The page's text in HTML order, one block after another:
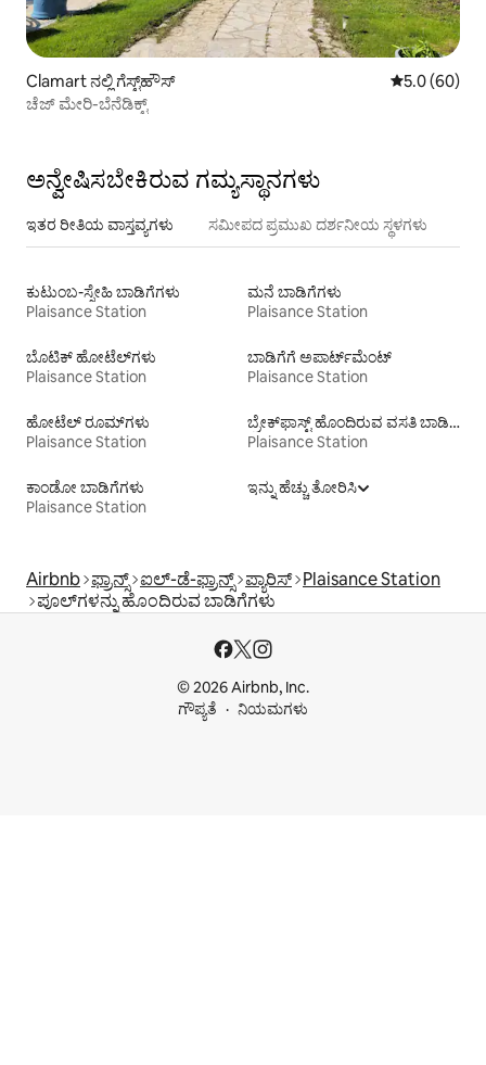
Clamart ನಲ್ಲಿ ಗೆಸ್ಟ್‌ಹೌಸ್ 5 ರಲ್ಲಿ 5.0
5.0 (60)
ಚೆಜ್ ಮೇರಿ-ಬೆನೆಡಿಕ್ಟ್
ಅನ್ವೇಷಿಸಬೇಕಿರುವ ಗಮ್ಯಸ್ಥಾನಗಳು
ಇತರ ರೀತಿಯ ವಾಸ್ತವ್ಯಗಳು ಸಮೀಪದ ಪ್ರಮುಖ ದರ್ಶನೀಯ ಸ್ಥಳಗಳು
ಕುಟುಂಬ-ಸ್ನೇಹಿ ಬಾಡಿಗೆಗಳು
Plaisance Station
ಮನೆ ಬಾಡಿಗೆಗಳು
Plaisance Station
ಬೊಟಿಕ್ ಹೋಟೆಲ್‌ಗಳು
Plaisance Station
ಬಾಡಿಗೆಗೆ ಅಪಾರ್ಟ್‌ಮೆಂಟ್‌
Plaisance Station
ಹೋಟೆಲ್ ರೂಮ್‌ಗಳು
Plaisance Station
ಬ್ರೇಕ್‍‍ಫಾಸ್ಟ್ ಹೊಂದಿರುವ ವಸತಿ ಬಾಡಿಗೆಗಳು
Plaisance Station
ಕಾಂಡೋ ಬಾಡಿಗೆಗಳು
Plaisance Station
ಇನ್ನು ಹೆಚ್ಚು ತೋರಿಸಿ
Airbnb ಫ್ರಾನ್ಸ್ ಐಲ್-ಡೆ-ಫ್ರಾನ್ಸ್ ಪ್ಯಾರಿಸ್ Plaisance Station
ಪೂಲ್‍ಗಳನ್ನು ಹೊಂದಿರುವ ಬಾಡಿಗೆಗಳು
© 2026 Airbnb, Inc.
ಗೌಪ್ಯತೆ
ನಿಯಮಗಳು